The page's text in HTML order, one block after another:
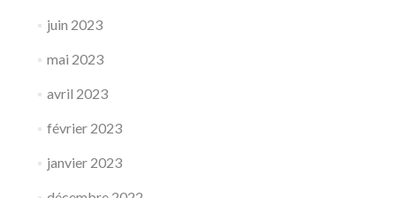
juin 2023
mai 2023
avril 2023
février 2023
janvier 2023